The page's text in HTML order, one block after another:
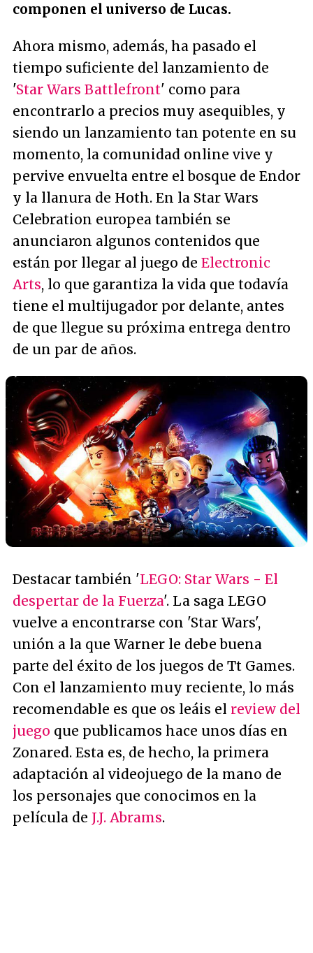
componen el universo de Lucas.
Ahora mismo, además, ha pasado el
tiempo suficiente del lanzamiento de
'Star Wars Battlefront' como para
encontrarlo a precios muy asequibles, y
siendo un lanzamiento tan potente en su
momento, la comunidad online vive y
pervive envuelta entre el bosque de Endor
y la llanura de Hoth. En la Star Wars
Celebration europea también se
anunciaron algunos contenidos que
están por llegar al juego de Electronic
Arts, lo que garantiza la vida que todavía
tiene el multijugador por delante, antes
de que llegue su próxima entrega dentro
de un par de años.
Destacar también 'LEGO: Star Wars - El
despertar de la Fuerza'. La saga LEGO
vuelve a encontrarse con 'Star Wars',
unión a la que Warner le debe buena
parte del éxito de los juegos de Tt Games.
Con el lanzamiento muy reciente, lo más
recomendable es que os leáis el review del
juego que publicamos hace unos días en
Zonared. Esta es, de hecho, la primera
adaptación al videojuego de la mano de
los personajes que conocimos en la
película de J.J. Abrams.